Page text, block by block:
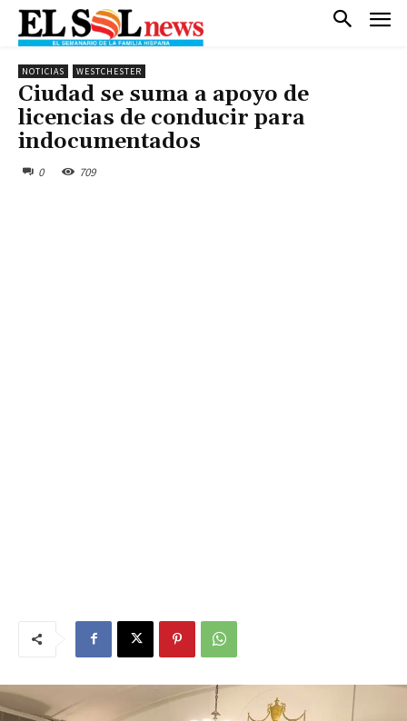
NOTICIAS WESTCHESTER
Ciudad se suma a apoyo de
licencias de conducir para
indocumentados
0 709